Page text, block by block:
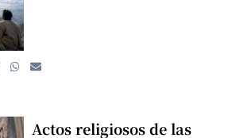
Actos religiosos de las